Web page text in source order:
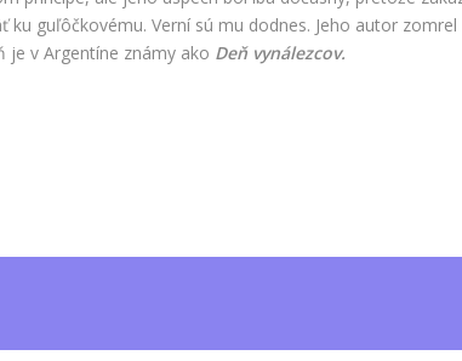
guľôčkovému. Verní sú mu dodnes. Jeho autor zomrel
je v Argentíne známy ako Deň vynálezcov.